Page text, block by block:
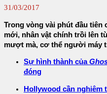
31/03/2017
Trong vòng vài phút đầu tiên
mới, nhân vật chính trồi lên
mượt mà, cơ thể người máy
Sự hình thành của
đóng
Hollywood cần nghiêm